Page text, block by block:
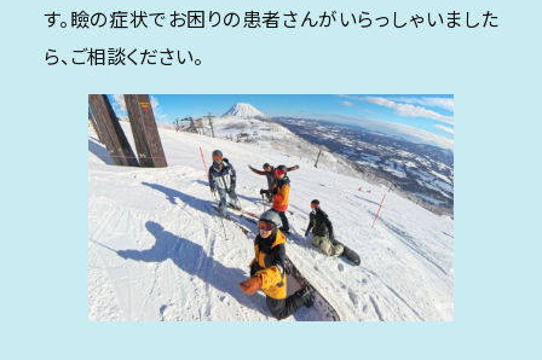
す。瞼の症状でお困りの患者さんがいらっしゃいました
ら、ご相談ください。